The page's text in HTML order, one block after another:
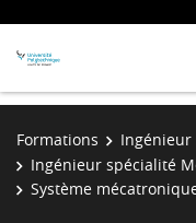
Formations
Ingénieur
Ingénieur spécialité
Système